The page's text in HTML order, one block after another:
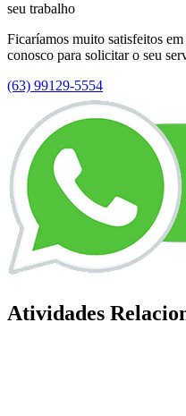
seu trabalho
Ficaríamos muito satisfeitos
conosco para solicitar o seu
(63) 99129-5554
Atividades